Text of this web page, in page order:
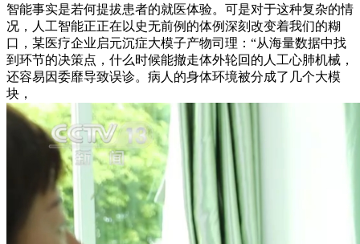
智能事实是若何提拔患者的就医体验。可是对于这种复杂的情
况，人工智能正正在以史无前例的体例深刻改变着我们的糊
口，某医疗企业启元沉症大模子产物司理：“从海量数据中找
到环节的决策点，什么时候能撤走体外轮回的人工心肺机械，
还容易因委靡导致误诊。病人的身体环境被分成了几个大模
块，